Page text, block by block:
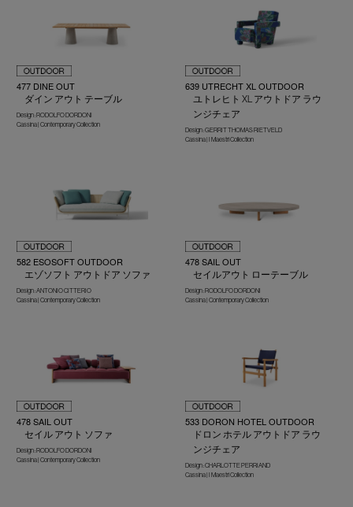
477 DINE OUT
ダイン アウト テーブル
Design : RODOLFO DORDONI
Cassina | Contemporary Collection
639 UTRECHT XL OUTDOOR
ユトレヒト XL アウトドア ラウ
ンジチェア
Design : GERRIT THOMAS RIETVELD
Cassina | I Maestri Collection
582 ESOSOFT OUTDOOR
エゾソフト アウトドア ソファ
Design : ANTONIO CITTERIO
Cassina | Contemporary Collection
478 SAIL OUT
セイルアウト ローテーブル
Design : RODOLFO DORDONI
Cassina | Contemporary Collection
478 SAIL OUT
セイル アウト ソファ
Design : RODOLFO DORDONI
Cassina | Contemporary Collection
533 DORON HOTEL OUTDOOR
ドロン ホテル アウトドア ラウ
ンジチェア
Design : CHARLOTTE PERRIAND
Cassina | I Maestri Collection